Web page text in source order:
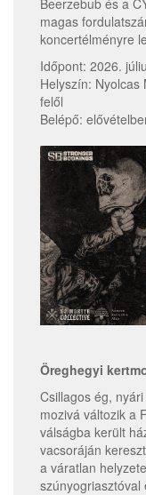
Beerzebub és a
magas
koncertélményre
Időpont: 2026.
Helyszín: Nyolcas
felől
Belépő:
Öreghegyi
Csillagos ég,
mozivá változik a
válságba került
vacsoráján
a váratlan
szúnyogriasztóval